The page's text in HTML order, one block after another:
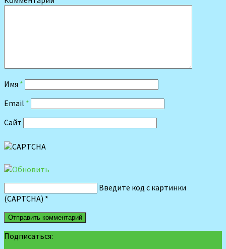
Имя *
Email *
Сайт
Введите код с картинки
(CAPTCHA) *
Подписаться: